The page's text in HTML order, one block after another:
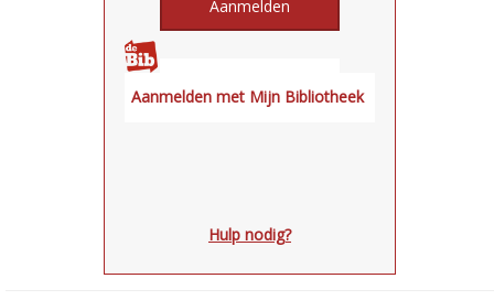
Hulp nodig?